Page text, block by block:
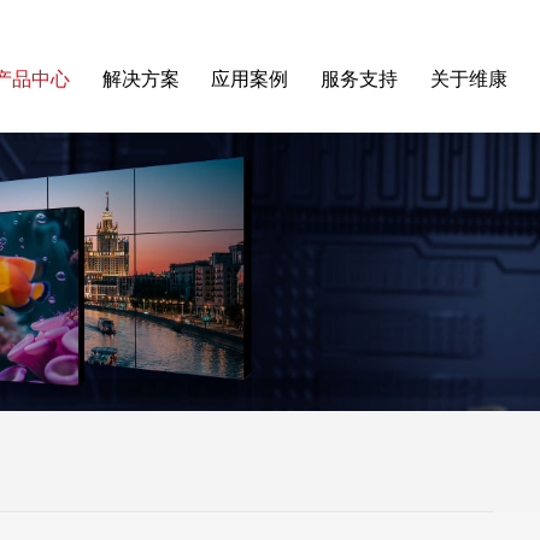
品中心 解决方案 应用案例 服务支持 关于维康